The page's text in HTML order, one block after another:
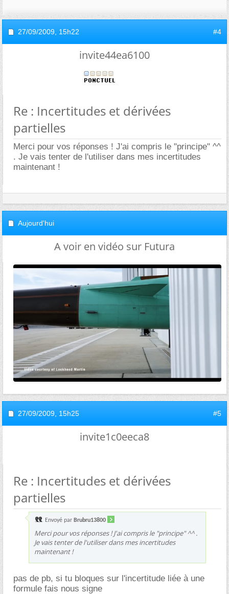
27/09/2009, 15h22 #4
invite44ea6100
Re : Incertitudes et dérivées
partielles
Merci pour vos réponses ! J'ai compris le "principe" ^^
. Je vais tenter de l'utiliser dans mes incertitudes
maintenant !
Aujourd'hui
A voir en vidéo sur Futura
27/09/2009, 15h25 #5
invite1c0eeca8
Re : Incertitudes et dérivées
partielles
Envoyé par Brubru13800
Merci pour vos réponses ! J'ai compris le "principe" ^^ .
Je vais tenter de l'utiliser dans mes incertitudes
maintenant !
pas de pb, si tu bloques sur l'incertitude liée à une
formule fais nous signe